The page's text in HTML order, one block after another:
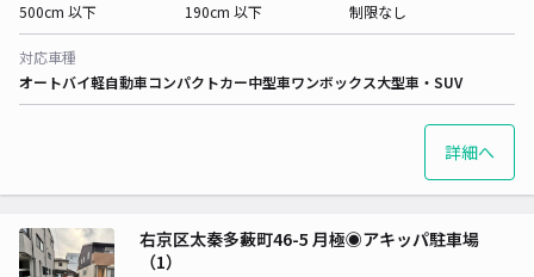
500cm 以下
190cm 以下
制限なし
対応車種
オートバイ軽自動車コンパクトカー中型車ワンボックス大型車・SUV
詳細へ
右京区太秦多藪町46-5 月極◉アキッパ駐車場
（1）